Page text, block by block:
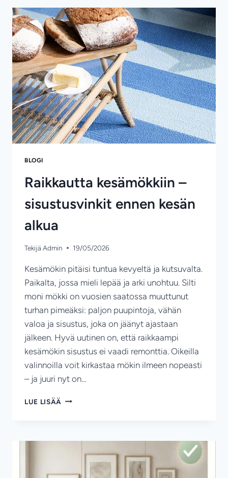
ARVOJA
BLOGI
Raikkautta kesämökkiin –
sisustusvinkit ennen kesän
alkua
Tekijä Admin 19/05/2026
Kesämökin pitäisi tuntua kevyeltä ja kutsuvalta.
Paikalta, jossa mieli lepää ja arki unohtuu. Silti
moni mökki on vuosien saatossa muuttunut
turhan pimeäksi: paljon puupintoja, vähän
valoa ja sisustus, joka on jäänyt ajastaan
jälkeen. Hyvä uutinen on, että raikkaampi
kesämökin sisustus ei vaadi remonttia. Oikeilla
valinnoilla voit kirkastaa mökin ilmeen nopeasti
– ja juuri nyt on…
LUE LISÄÄ RAIKKAUTTA
ENNEN
KESÄN